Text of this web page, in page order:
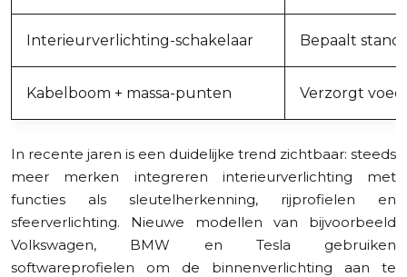
Interieurverlichting-schakelaar Bepaalt
Kabelboom + massa-punten Verzorgt
In recente jaren is een duidelijke trend zichtbaar: steeds
meer merken integreren interieurverlichting met
functies als sleutelherkenning, rijprofielen en
sfeerverlichting. Nieuwe modellen van bijvoorbeeld
Volkswagen, BMW en Tesla gebruiken
softwareprofielen om de binnenverlichting aan te